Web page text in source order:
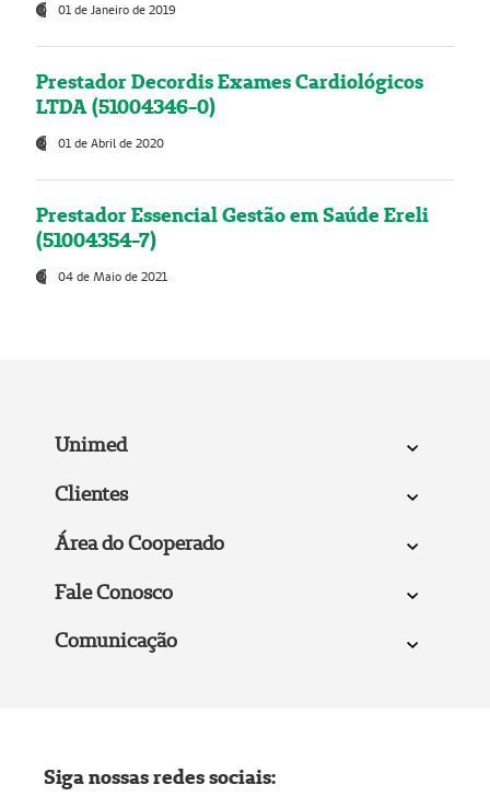
01 de Janeiro de 2019
Prestador Decordis Exames Cardiológicos
LTDA (51004346-0)
01 de Abril de 2020
Prestador Essencial Gestão em Saúde Ereli
(51004354-7)
04 de Maio de 2021
Unimed
Clientes
Área do Cooperado
Fale Conosco
Comunicação
Siga nossas redes sociais: